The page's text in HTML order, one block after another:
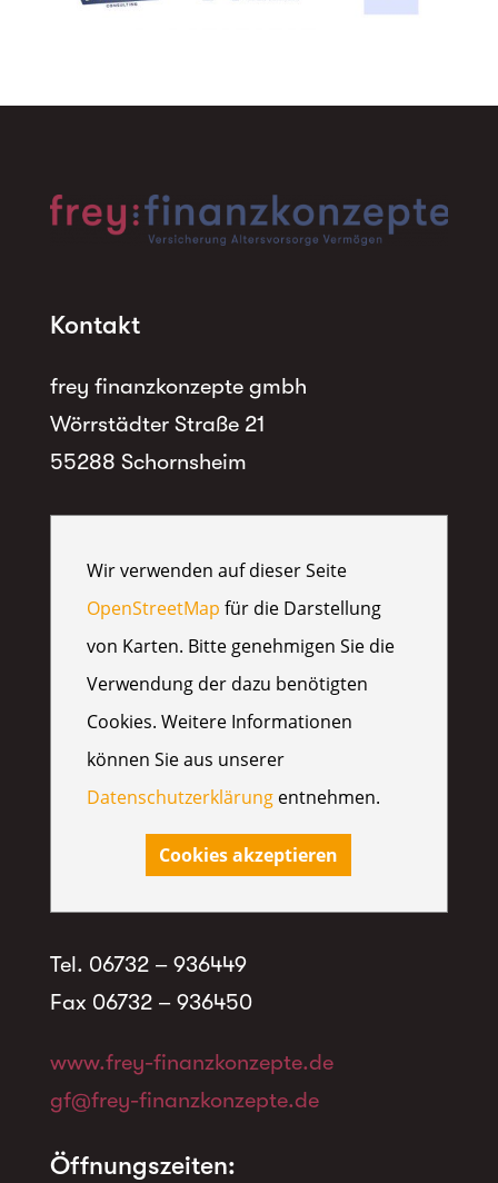
Kontakt
frey finanzkonzepte gmbh
Wörrstädter Straße 21
55288 Schornsheim
Wir verwenden auf dieser Seite
OpenStreetMap für die Darstellung
von Karten. Bitte genehmigen Sie die
Verwendung der dazu benötigten
Cookies. Weitere Informationen
können Sie aus unserer
Datenschutzerklärungentnehmen.
Cookies akzeptieren
Tel. 06732 – 936449
Fax 06732 – 936450
www.frey-finanzkonzepte.de
gf@frey-finanzkonzepte.de
Öffnungszeiten: